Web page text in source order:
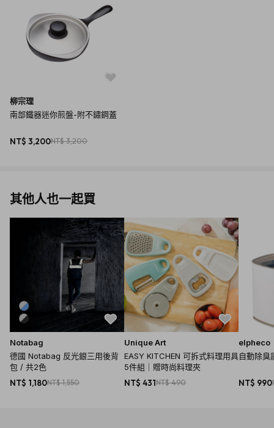
產地：日本
保固：僅供產品售後服務
材質：生鐵鑄造
尺寸：W24.7XD17.8XH4.2 cm (0.4L)
內容物：迷你煎盤、不鏽鋼蓋
柳宗理
南部鐵器迷你煎盤-附不鏽鋼蓋
NT$ 3,200NT$ 3,200
其他人也一起買
Notabag
德國 Notabag 反光銀三用後背
包 / 共2色
NT$ 1,180NT$ 1,550
Unique Art
EASY KITCHEN 可拆式料理用具
5件組｜贈時尚料理夾
NT$ 431NT$ 490
elpheco
自動除臭
NT$ 990